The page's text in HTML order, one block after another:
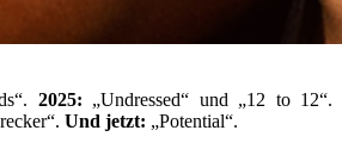
2025: „Undressed“ und „12 to 12“.
Und jetzt: „Potential“.